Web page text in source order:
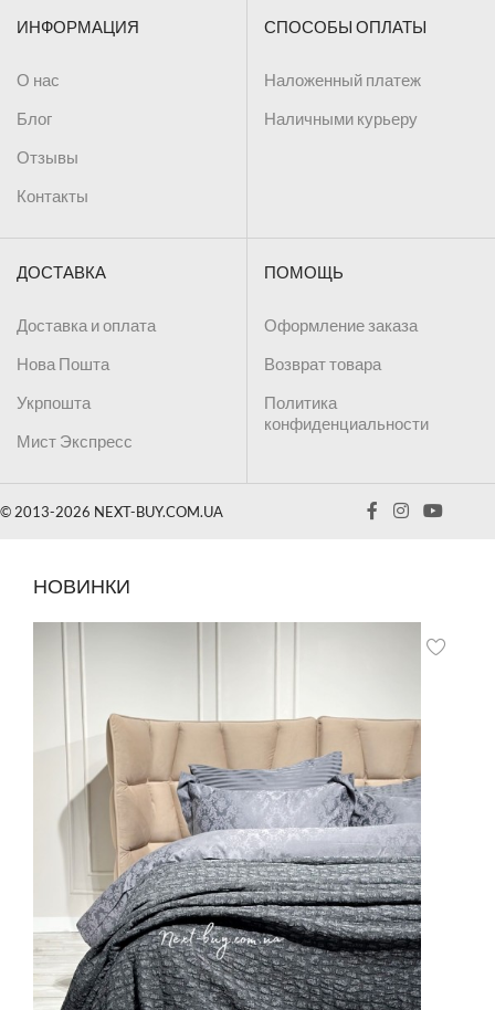
ИНФОРМАЦИЯ
О нас
Блог
Отзывы
Контакты
СПОСОБЫ ОПЛАТЫ
Наложенный платеж
Наличными курьеру
ДОСТАВКА
Доставка и оплата
Нова Пошта
Укрпошта
Мист Экспресс
ПОМОЩЬ
Оформление заказа
Возврат товара
Политика
конфиденциальности
© 2013-2026 NEXT-BUY.COM.UA
НОВИНКИ